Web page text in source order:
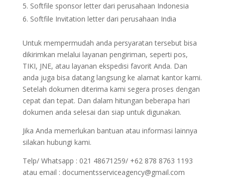
Softfile sponsor letter dari perusahaan Indonesia
Softfile Invitation letter dari perusahaan India
Untuk mempermudah anda persyaratan tersebut bisa
dikirimkan melalui layanan pengiriman, seperti pos,
TIKI, JNE, atau layanan ekspedisi favorit Anda. Dan
anda juga bisa datang langsung ke alamat kantor kami.
Setelah dokumen diterima kami segera proses dengan
cepat dan tepat. Dan dalam hitungan beberapa hari
dokumen anda selesai dan siap untuk digunakan.
Jika Anda memerlukan bantuan atau informasi lainnya
silakan hubungi kami.
Telp/ Whatsapp : 021 48671259/ +62 878 8763 1193
atau email : documentsserviceagency@gmail.com